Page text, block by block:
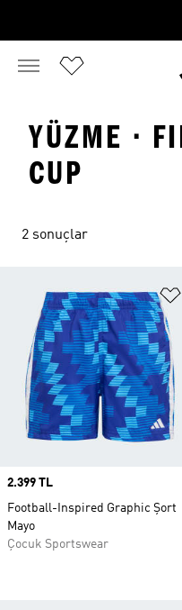
YÜZME ·
CUP
2 sonuçlar
Price
2.399 TL
Football-Inspired Graphic Şort
Mayo
Çocuk Sportswear